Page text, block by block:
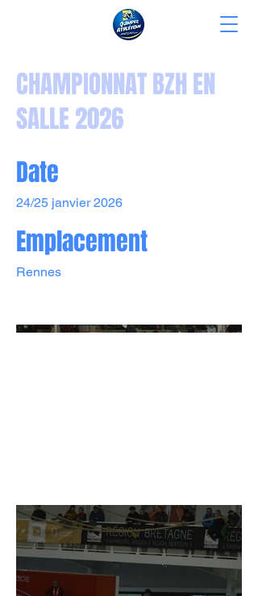
CHAMPIONNAT BZH EN
SALLE 2026
Date
24/25 janvier 2026
Emplacement
Rennes